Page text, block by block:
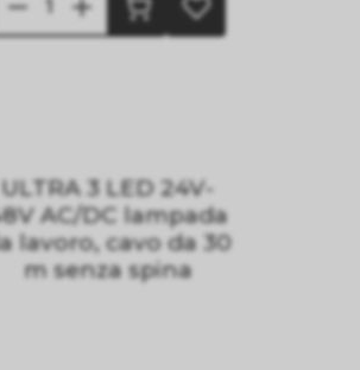
ULTRA 3 LED 24V-
AC/DC lampada
lavoro, cavo da 30
m senza spina